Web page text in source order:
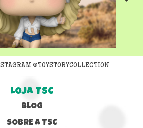
Next
@TOYSTORYCOLLECTION
LOJA TSC
BLOG
SOBRE A TSC